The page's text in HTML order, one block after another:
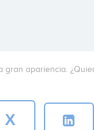
gran apariencia.
X